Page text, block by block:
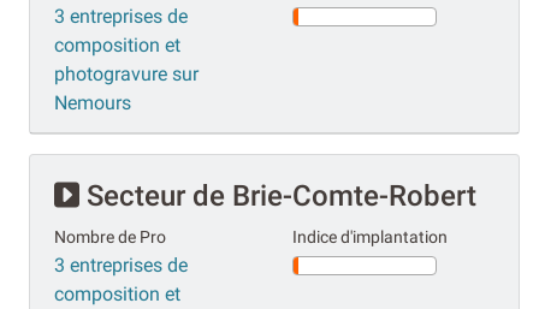
3 entreprises de
composition et
photogravure sur
Nemours
Secteur de Brie-Comte-Robert
Nombre de Pro
3 entreprises de
composition et
Indice d'implantation